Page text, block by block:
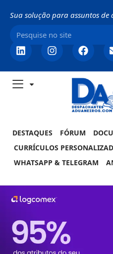
Sua solução para assuntos de
DESTAQUES FÓRUM
CURRÍCULOS
WHATSAPP & TELEGRAM